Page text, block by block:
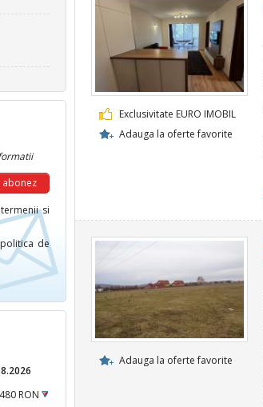
termenii si
politica de
RON
Exclusivitate EURO IMOBIL
Adauga la oferte favorite
Adauga la oferte favorite